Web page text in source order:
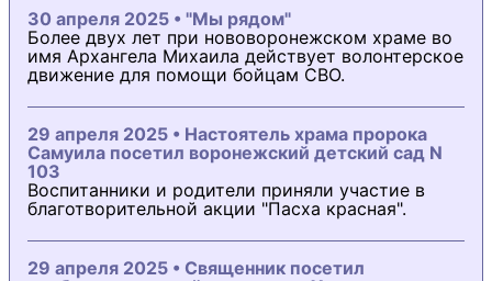
30 апреля 2025 • "Мы рядом"
Более двух лет при нововоронежском храме во
имя Архангела Михаила действует волонтерское
движение для помощи бойцам СВО.
29 апреля 2025 • Настоятель храма пророка
Самуила посетил воронежский детский сад N
103
Воспитанники и родители приняли участие в
благотворительной акции "Пасха красная".
29 апреля 2025 • Священник посетил